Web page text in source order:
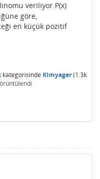
veriliyor.P(x)
göre,
en küçük pozitif
kategorisinde Kimyager(1.3k